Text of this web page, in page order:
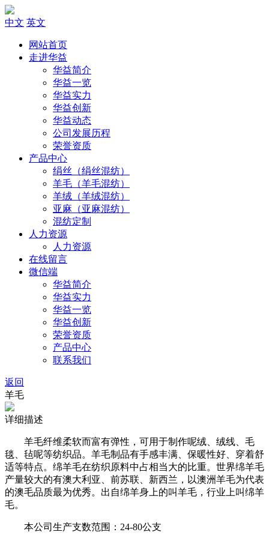
中文 英文
网站首页
走进华益
华益简介
华益一览
华益实力
华益创新
华益动态
公司发展历程
荣誉资质
产品中心
绢丝（绢丝混纺）
羊毛（羊毛混纺）
羊绒（羊绒混纺）
亚麻（亚麻混纺）
混纺定制
人力资源
人力资源
在线留言
微信端
华益简介
华益实力
华益一览
华益创新
荣誉资质
产品中心
联系我们
返回
羊毛
详细描述
羊毛纤维柔软而富有弹性，可用于制作呢绒、绒线、毛
毯、毡呢等纺织品。羊毛制品有手感丰满、保暖性好、穿着舒
适等特点。绵羊毛在纺织原料中占相当大的比重。世界绵羊毛
产量较大的有澳大利亚、前苏联、新西兰，以澳洲羊毛为代表
的澳毛品质最为优秀。出自绵羊身上的叫羊毛，行业上叫绵羊
毛。
本公司生产支数范围：24-80公支